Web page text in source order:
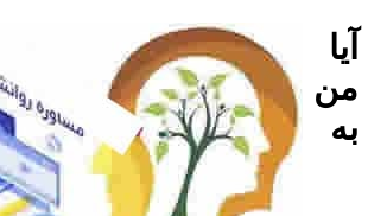
آیا
من
به